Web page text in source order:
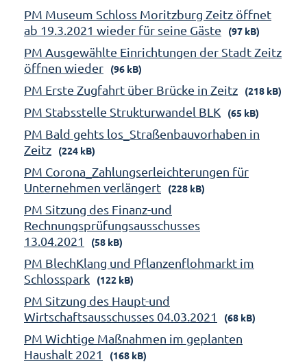
PM Museum Schloss Moritzburg Zeitz öffnet
ab 19.3.2021 wieder für seine Gäste
(97 kB)
PM Ausgewählte Einrichtungen der Stadt Zeitz
öffnen wieder
(96 kB)
PM Erste Zugfahrt über Brücke in Zeitz (218 kB)
PM Stabsstelle Strukturwandel BLK (65 kB)
PM Bald gehts los_Straßenbauvorhaben in
Zeitz
(224 kB)
PM Corona_Zahlungserleichterungen für
Unternehmen verlängert
(228 kB)
PM Sitzung des Finanz-und
Rechnungsprüfungsausschusses
13.04.2021
(58 kB)
PM BlechKlang und Pflanzenflohmarkt im
Schlosspark
(122 kB)
PM Sitzung des Haupt-und
Wirtschaftsausschusses 04.03.2021
(68 kB)
PM Wichtige Maßnahmen im geplanten
Haushalt 2021
(168 kB)